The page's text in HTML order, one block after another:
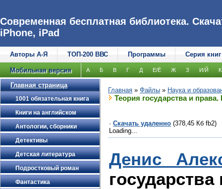
Современная бесплатная библиотека.
iPhone, iPad
Авторы А-Я ТОП-200 ВВС Программы Серия книг
Мобильная версия А Б В Г Д Е/Ё Ж З И/Й К
Главная страница
1001 обязательная книга
Книги на английском
Антологии, сборники
Детективы
Детская литература
Подростковый роман
Фантастика
Главная » Файлы » Наука и
Теория государства и
· Скачать удаленно (378,45 Кб fb2)
Loading...
Денис